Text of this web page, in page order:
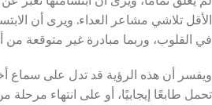
الأقل تلاشي مشاعر العداء. ويرى أن
في القلوب، وربما مبادرة غير متوقعة من
ويفسر أن هذه الرؤية قد تدل على سماع
تحمل طابعًا إيجابيًا، أو على انتهاء